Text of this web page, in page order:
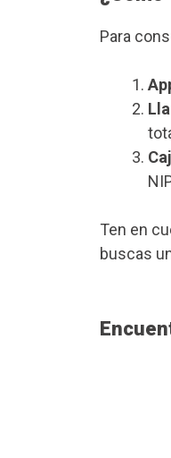
Para
Ten en
buscas